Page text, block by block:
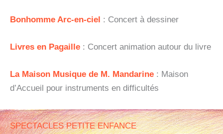
Bonhomme Arc-en-ciel : Concert à dessiner
Livres en Pagaille : Concert animation autour du livre
La Maison Musique de M. Mandarine : Maison
d’Accueil pour instruments en difficultés
SPECTACLES PETITE ENFANCE